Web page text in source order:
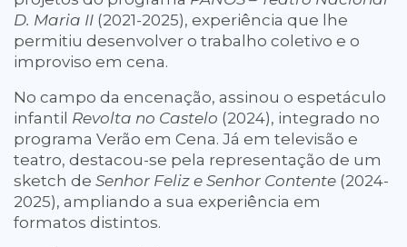
D. Maria II (2021-2025), experiência que lhe
permitiu desenvolver o trabalho coletivo e o
improviso em cena.
No campo da encenação, assinou o espetáculo
infantil Revolta no Castelo (2024), integrado no
programa Verão em Cena. Já em televisão e
teatro, destacou-se pela representação de um
sketch de Senhor Feliz e Senhor Contente (2024-
2025), ampliando a sua experiência em
formatos distintos.